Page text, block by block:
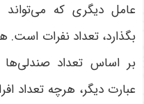
عامل دیگری که می‌تواند
بگذارد، تعداد نفرات است.
بر اساس تعداد
عبارت دیگر، هرچه تعداد